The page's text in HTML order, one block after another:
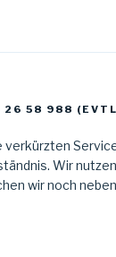
58 988
verkürzten
Wir
wir noch